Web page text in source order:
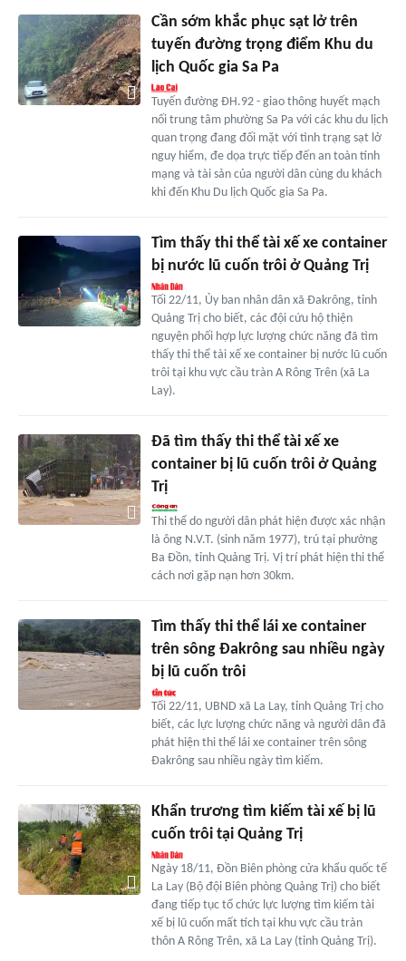
Cần sớm khắc phục sạt lở trên
tuyến đường trọng điểm Khu du
lịch Quốc gia Sa Pa
Tuyến đường ĐH.92 - giao thông huyết mạch
nối trung tâm phường Sa Pa với các khu du lịch
quan trọng đang đối mặt với tình trạng sạt lở
nguy hiểm, đe dọa trực tiếp đến an toàn tính
mạng và tài sản của người dân cùng du khách
khi đến Khu Du lịch Quốc gia Sa Pa.
Tìm thấy thi thể tài xế xe container
bị nước lũ cuốn trôi ở Quảng Trị
Tối 22/11, Ủy ban nhân dân xã Đakrông, tỉnh
Quảng Trị cho biết, các đội cứu hộ thiện
nguyện phối hợp lực lượng chức năng đã tìm
thấy thi thể tài xế xe container bị nước lũ cuốn
trôi tại khu vực cầu tràn A Rông Trên (xã La
Lay).
Đã tìm thấy thi thể tài xế xe
container bị lũ cuốn trôi ở Quảng
Trị
Thi thể do người dân phát hiện được xác nhận
là ông N.V.T. (sinh năm 1977), trú tại phường
Ba Đồn, tỉnh Quảng Trị. Vị trí phát hiện thi thể
cách nơi gặp nạn hơn 30km.
Tìm thấy thi thể lái xe container
trên sông Đakrông sau nhiều ngày
bị lũ cuốn trôi
Tối 22/11, UBND xã La Lay, tỉnh Quảng Trị cho
biết, các lực lượng chức năng và người dân đã
phát hiện thi thể lái xe container trên sông
Đakrông sau nhiều ngày tìm kiếm.
Khẩn trương tìm kiếm tài xế bị lũ
cuốn trôi tại Quảng Trị
Ngày 18/11, Đồn Biên phòng cửa khẩu quốc tế
La Lay (Bộ đội Biên phòng Quảng Trị) cho biết
đang tiếp tục tổ chức lực lượng tìm kiếm tài
xế bị lũ cuốn mất tích tại khu vực cầu tràn
thôn A Rông Trên, xã La Lay (tỉnh Quảng Trị).